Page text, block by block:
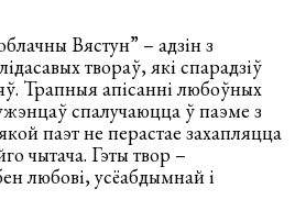
Вястун” – адзін з
твораў, які спарадзіў
Трапныя апісанні любоўных
спалучаюцца ў паэме з
паэт не перастае захапляцца
чытача. Гэты твор –
любові, усёабдымнай і